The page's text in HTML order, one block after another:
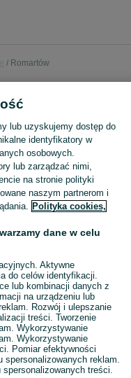
Romartów
Zobacz
lub uzyskujemy dostęp do
identyfikatory w
osobowych.
lub zarządzać nimi,
na stronie polityki
naszym partnerom i
Polityka cookies,
dane w celu
Aktywne
do celów identyfikacji.
lub kombinacji danych z
na urządzeniu lub
Rozwój i ulepszanie
treści. Tworzenie
Wykorzystywanie
Wykorzystywanie
Pomiar efektywności
spersonalizowanych reklam.
treści.